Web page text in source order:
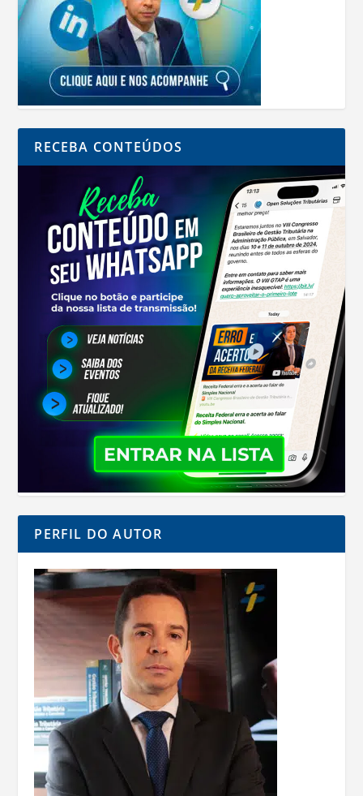
RECEBA CONTEÚDOS
PERFIL DO AUTOR